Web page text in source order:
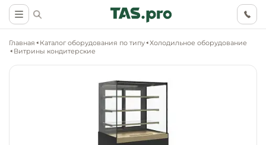
Главная Каталог оборудования по типу Холодильное оборудование
Витрины кондитерские